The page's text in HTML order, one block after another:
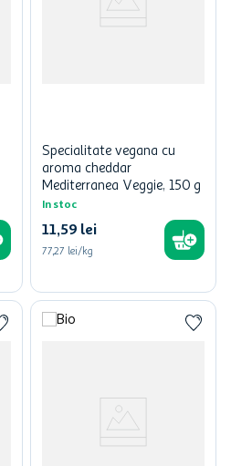
Specialitate vegana cu
aroma cheddar
Mediterranea Veggie, 150 g
In stoc
11,59 lei
77,27 lei/kg